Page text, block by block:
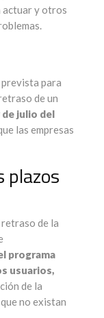
actuar y otros
para
de un
julio del
las empresas
plazos
retraso de la
programa
usuarios,
de la
no existan